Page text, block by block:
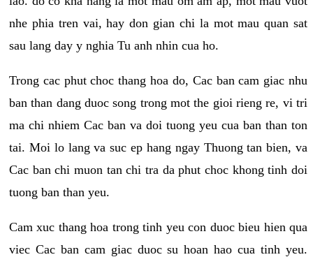
nhe phia tren vai, hay don gian chi la mot mau quan sat
sau lang day y nghia Tu anh nhin cua ho.
Trong cac phut choc thang hoa do, Cac ban cam giac nhu
ban than dang duoc song trong mot the gioi rieng re, vi tri
ma chi nhiem Cac ban va doi tuong yeu cua ban than ton
tai. Moi lo lang va suc ep hang ngay Thuong tan bien, va
Cac ban chi muon tan chi tra da phut choc khong tinh doi
tuong ban than yeu.
Cam xuc thang hoa trong tinh yeu con duoc bieu hien qua
viec Cac ban cam giac duoc su hoan hao cua tinh yeu.